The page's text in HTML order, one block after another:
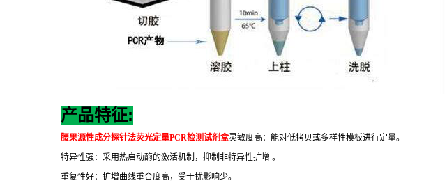
产品特征:
腰果源性成分探针法荧光定量PCR检测试剂盒灵敏度高：能对低拷贝或多样性模板进行定量。
特异性强：采用热启动酶的激活机制，抑制非特异性扩增 。
重复性好：扩增曲线重合度高，受干扰影响少。